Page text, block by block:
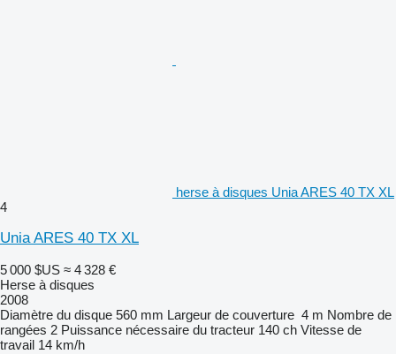
herse à disques Unia ARES 40 TX XL
4
Unia ARES 40 TX XL
5 000 $US ≈ 4 328 €
Herse à disques
2008
Diamètre du disque 560 mm Largeur de couverture 4 m Nombre de
rangées 2 Puissance nécessaire du tracteur 140 ch Vitesse de
travail 14 km/h